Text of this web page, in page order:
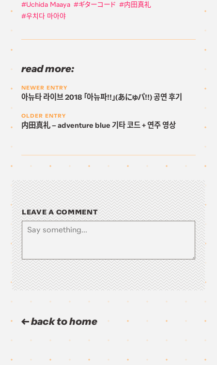
Uchida Maaya
ギターコード
内田真礼
우치다 마아야
read more:
OLDER ENTRY
内田真礼 – adventure blue 기타 코드 + 연주 영상
NEWER ENTRY
아뉴타 라이브 2018 「아뉴파!!」(あにゅパ!!) 공연 후기
LEAVE A COMMENT
back to home